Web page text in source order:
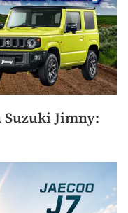
Suzuki Jimny: